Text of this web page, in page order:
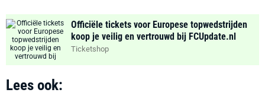
Officiële tickets voor Europese topwedstrijden
koop je veilig en vertrouwd bij FCUpdate.nl
Ticketshop
Lees ook: